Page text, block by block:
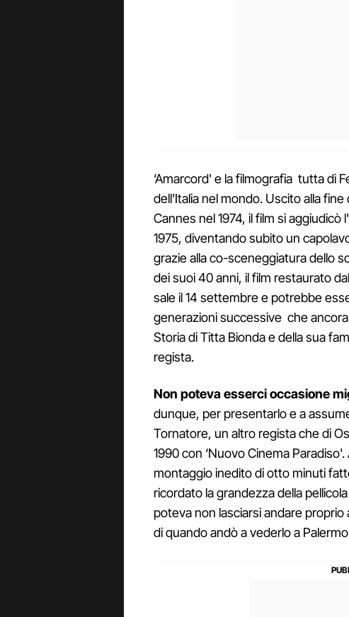
‘Amarcord' e la filmografia tutta di
dell'Italia nel mondo. Uscito alla
Cannes nel 1974, il film si
1975, diventando subito un
grazie alla co-sceneggiatura dello
dei suoi 40 anni, il film restaurato
sale il 14 settembre e potrebbe
generazioni successive che
Storia di Titta Bionda e della sua
regista.
Non poteva esserci occasione
dunque, per presentarlo e a
Tornatore, un altro regista che di
1990 con ‘Nuovo Cinema
montaggio inedito di otto minuti
ricordato la grandezza della
poteva non lasciarsi andare
di quando andò a vederlo a